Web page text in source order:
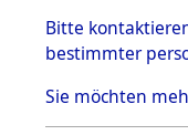
5.3.1
zu
en
5.3.2
Bitte
bestimmter
Sie möchten